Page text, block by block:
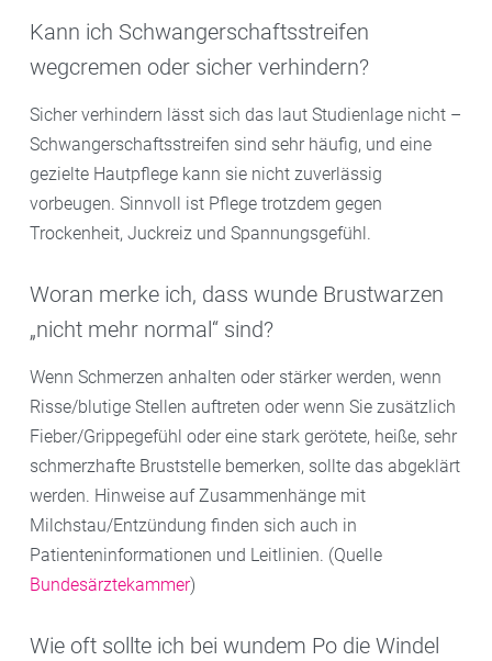
Kann ich Schwangerschaftsstreifen
wegcremen oder sicher verhindern?
Sicher verhindern lässt sich das laut Studienlage nicht –
Schwangerschaftsstreifen sind sehr häufig, und eine
gezielte Hautpflege kann sie nicht zuverlässig
vorbeugen. Sinnvoll ist Pflege trotzdem gegen
Trockenheit, Juckreiz und Spannungsgefühl.
Woran merke ich, dass wunde Brustwarzen
„nicht mehr normal“ sind?
Wenn Schmerzen anhalten oder stärker werden, wenn
Risse/blutige Stellen auftreten oder wenn Sie zusätzlich
Fieber/Grippegefühl oder eine stark gerötete, heiße, sehr
schmerzhafte Bruststelle bemerken, sollte das abgeklärt
werden. Hinweise auf Zusammenhänge mit
Milchstau/Entzündung finden sich auch in
Patienteninformationen und Leitlinien. (Quelle
Bundesärztekammer)
Wie oft sollte ich bei wundem Po die Windel